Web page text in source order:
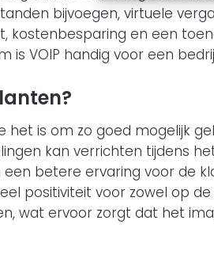
bijvoegen, virtuele
kostenbesparing en een
is VOIP handig voor een
het is om zo goed mogelijk
kan verrichten tijdens
betere ervaring voor de
positiviteit voor zowel op
wat ervoor zorgt dat het